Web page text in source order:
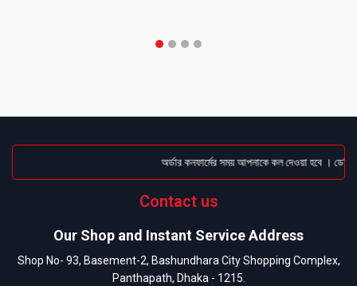
অর্ডার কনফার্মের সময় আপনাকে কল দেওয়া হবে ।
Contact us
Our Shop and Instant Service Address
Shop No- 93, Basement-2, Bashundhara City Shopping Complex,
Panthapath, Dhaka - 1215.